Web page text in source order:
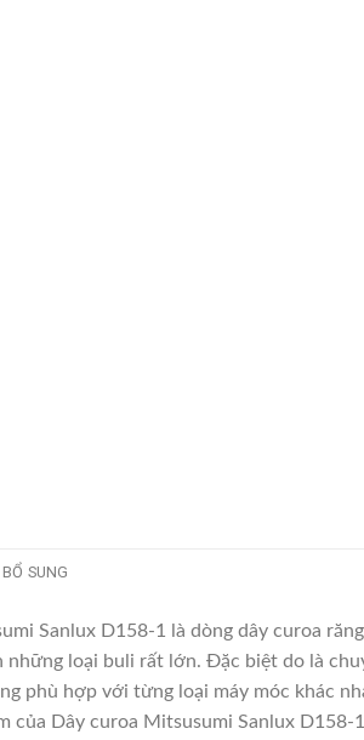
SUNG
Sanlux D158-1 là dòng dây curoa
những loại buli rất lớn. Đặc biệt do là
phù hợp với từng loại máy móc khác
của Dây curoa Mitsusumi Sanlux D158-